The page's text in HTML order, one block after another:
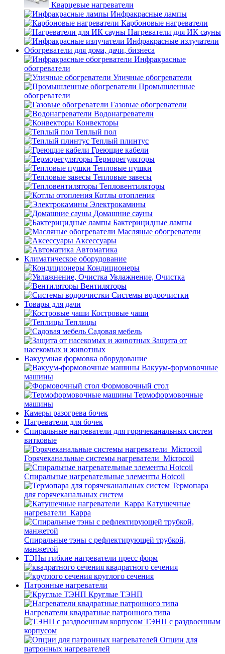
Кварцевые нагреватели
Инфракрасные лампы
Карбоновые нагреватели
Нагреватели для ИК сауны
Инфракрасные излучатели
Обогреватели для дома, дачи, бизнеса
Инфракрасные
обогреватели
Уличные обогреватели
Промышленные
обогреватели
Газовые обогреватели
Водонагреватели
Конвекторы
Теплый пол
Теплый плинтус
Греющие кабели
Терморегуляторы
Тепловые пушки
Тепловые завесы
Тепловентиляторы
Котлы отопления
Электрокамины
Домашние сауны
Бактерицидные лампы
Масляные обогреватели
Аксессуары
Автоматика
Климатическое оборудование
Кондиционеры
Увлажнение, Очистка
Вентиляторы
Системы водоочистки
Товары для дачи
Костровые чаши
Теплицы
Садовая мебель
Защита от
насекомых и животных
Вакуумная формовка оборудование
Вакуум-формовочные
машины
Формовочный стол
Термоформовочные
машины
Камеры разогрева бочек
Нагреватели для бочек
Спиральные нагреватели для горячеканальных систем
витковые
Горячеканальные системы нагреватели_Microcoil
Спиральные нагревательные элементы Hotcoil
Термопара
для горячеканальных систем
Катушечные
нагреватели_Карра
Спиральные тэны с рефлектирующей трубкой,
манжетой
ТЭНы гибкие нагреватели пресс форм
квадратного сечения
круглого сечения
Патронные нагреватели
Круглые ТЭНП
Нагреватели квадратные патронного типа
ТЭНП с раздвоенным
корпусом
Опции для
патронных нагревателей